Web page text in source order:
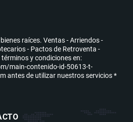
raíces. Ventas - Arriendos -
- Pactos de Retroventa -
y condiciones en:
main-contenido-id-50613-t-
antes de utilizar nuestros servicios *